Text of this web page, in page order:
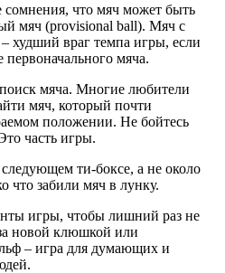
сомнения, что мяч может быть
мяч (provisional ball). Мяч с
худший враг темпа игры, если
мяча.
мяча. Многие любители
мяч, который почти
положении. Не бойтесь
часть игры.
ти-боксе, а не около
что забили мяч в лунку.
игры, чтобы лишний раз не
новой клюшкой или
– игра для думающих и